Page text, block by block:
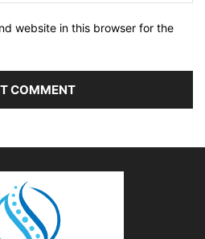
website in this browser for the